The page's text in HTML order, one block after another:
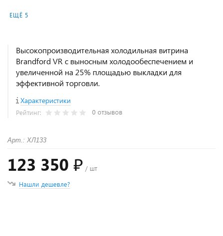
ЕЩЁ 5
Высокопроизводительная холодильная витрина
Brandford VR с выносным холодообеспечением и
увеличенной на 25% площадью выкладки для
эффективной торговли.
Характеристики
Рейтинг: 0 отзывов
Арт.: ХЛ133
123 350 ₽ / шт
Нашли дешевле?